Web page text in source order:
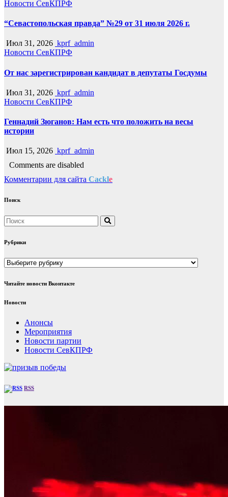
Новости СевКПРФ
“Севастопольская правда” №29 от 31 июля 2026 г.
Июл 31, 2026 kprf_admin
Новости СевКПРФ
От нас зарегистрирован кандидат в депутаты Госдумы
Июл 31, 2026 kprf_admin
Новости СевКПРФ
Геннадий Зюганов: Нам есть что положить на весы
истории
Июл 15, 2026 kprf_admin
Comments are disabled
Комментарии для сайта Cackle
Поиск
Рубрики
Рубрики
Читайте новости Вконтакте
Новости
Анонсы
Мероприятия
Новости партии
Новости СевКПРФ
RSS